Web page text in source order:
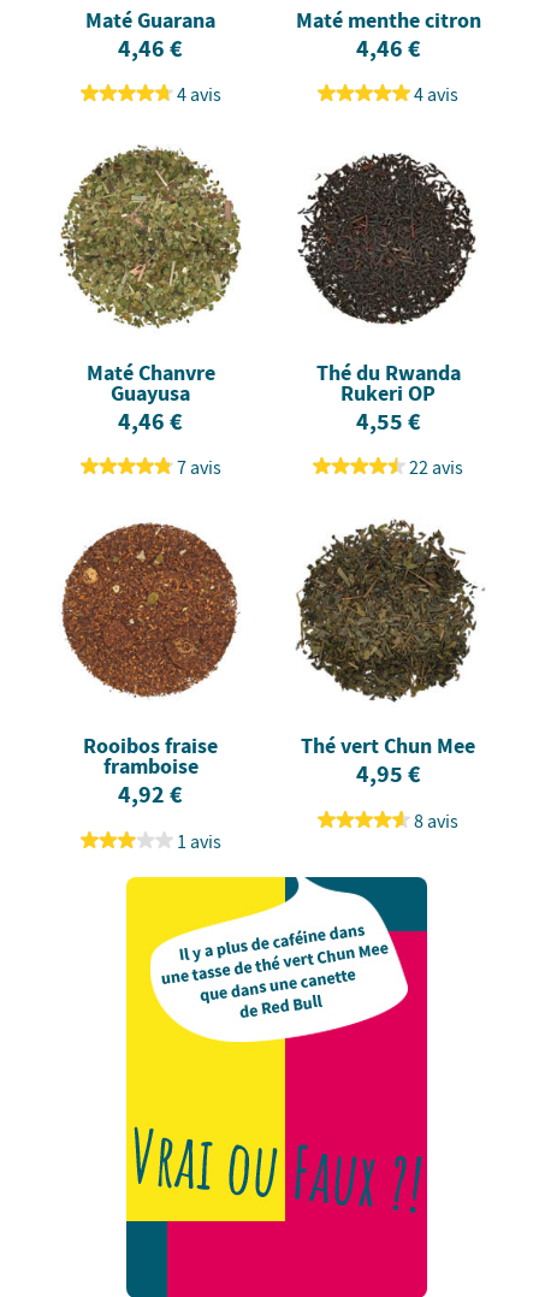
Maté Guarana
4,46 €
4 avis
Maté menthe citron
4,46 €
4 avis
Maté Chanvre
Guayusa
4,46 €
7 avis
Thé du Rwanda
Rukeri OP
4,55 €
22 avis
Rooibos fraise
framboise
4,92 €
1 avis
Thé vert Chun Mee
4,95 €
8 avis